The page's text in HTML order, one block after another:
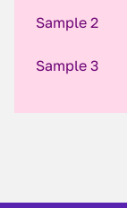
Sample 2
Sample 3